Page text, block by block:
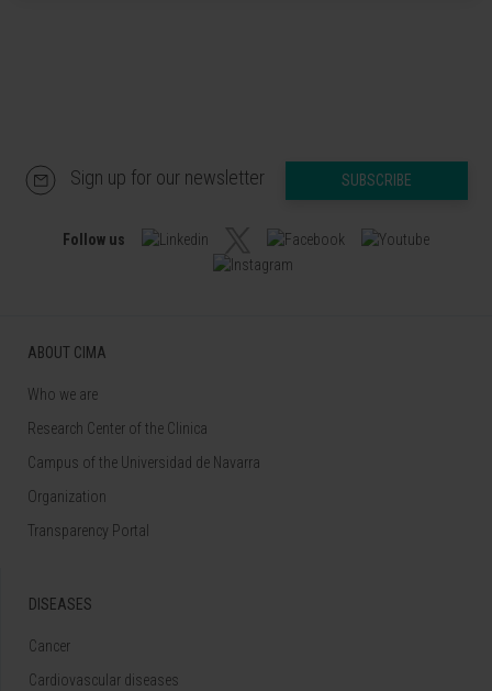
Sign up for our newsletter SUBSCRIBE
Follow us
ABOUT CIMA
Who we are
Research Center of the Clinica
Campus of the Universidad de Navarra
Organization
Transparency Portal
DISEASES
Cancer
Cardiovascular diseases